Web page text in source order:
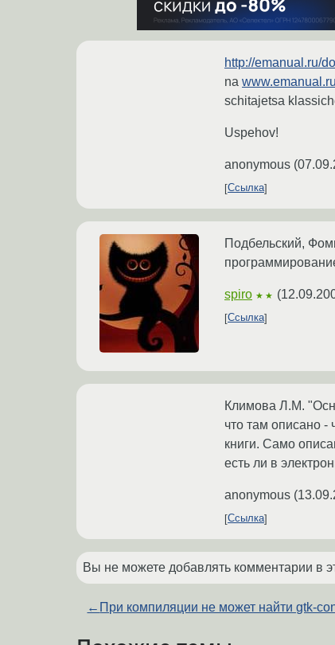
http://emanual.ru/
na www.emanual.ru
schitajetsa
Uspehov!
anonymous (
Ссылка
Подбельский,
spiro ★★ (
Ссылка
Климова Л.М.
что там описано -
книги. Само
есть ли в
anonymous (
Ссылка
Вы не можете добавлять комментарии в
← При компиляции не может найти gtk-